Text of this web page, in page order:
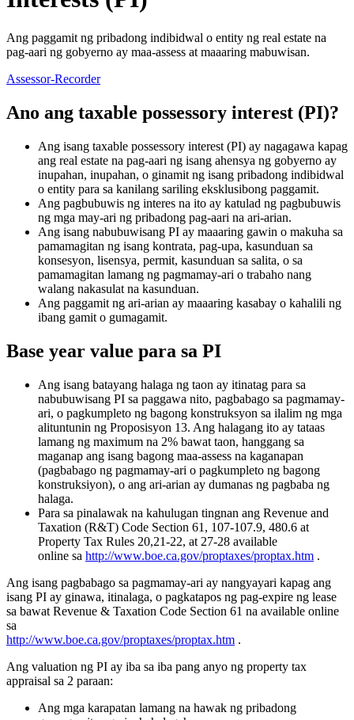
Ang paggamit ng pribadong indibidwal o entity ng real estate na
pag-aari ng gobyerno ay maa-assess at maaaring mabuwisan.
Assessor-Recorder
Ano ang taxable possessory interest (PI)?
Ang isang taxable possessory interest (PI) ay nagagawa kapag
ang real estate na pag-aari ng isang ahensya ng gobyerno ay
inupahan, inupahan, o ginamit ng isang pribadong indibidwal
o entity para sa kanilang sariling eksklusibong paggamit.
Ang pagbubuwis ng interes na ito ay katulad ng pagbubuwis
ng mga may-ari ng pribadong pag-aari na ari-arian.
Ang isang nabubuwisang PI ay maaaring gawin o makuha sa
pamamagitan ng isang kontrata, pag-upa, kasunduan sa
konsesyon, lisensya, permit, kasunduan sa salita, o sa
pamamagitan lamang ng pagmamay-ari o trabaho nang
walang nakasulat na kasunduan.
Ang paggamit ng ari-arian ay maaaring kasabay o kahalili ng
ibang gamit o gumagamit.
Base year value para sa PI
Ang isang batayang halaga ng taon ay itinatag para sa
nabubuwisang PI sa paggawa nito, pagbabago sa pagmamay-
ari, o pagkumpleto ng bagong konstruksyon sa ilalim ng mga
alituntunin ng Proposisyon 13. Ang halagang ito ay tataas
lamang ng maximum na 2% bawat taon, hanggang sa
maganap ang isang bagong maa-assess na kaganapan
(pagbabago ng pagmamay-ari o pagkumpleto ng bagong
konstruksiyon), o ang ari-arian ay dumanas ng pagbaba ng
halaga.
Para sa pinalawak na kahulugan tingnan ang Revenue and
Taxation (R&T) Code Section 61, 107-107.9, 480.6 at
Property Tax Rules 20,21-22, at 27-28 available
online sa http://www.boe.ca.gov/proptaxes/proptax.htm .
Ang isang pagbabago sa pagmamay-ari ay nangyayari kapag ang
isang PI ay ginawa, itinalaga, o pagkatapos ng pag-expire ng lease
sa bawat Revenue & Taxation Code Section 61 na available online
sa
http://www.boe.ca.gov/proptaxes/proptax.htm .
Ang valuation ng PI ay iba sa iba pang anyo ng property tax
appraisal sa 2 paraan:
Ang mga karapatan lamang na hawak ng pribadong